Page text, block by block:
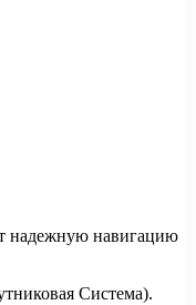
надежную навигацию
Система).